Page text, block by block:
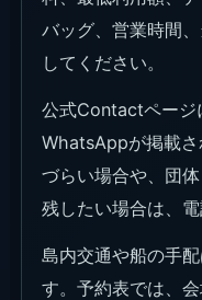
バッグ、営業時間
してください。
公式Contactページ
WhatsAppが掲載
づらい場合や、団
残したい場合は、
島内交通や船の手
す。予約表では、